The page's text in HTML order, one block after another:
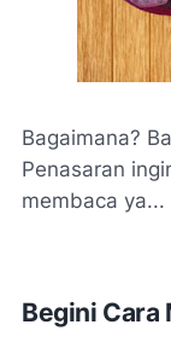
Bagaimana?
Penasaran
membaca ya...
Begini Cara